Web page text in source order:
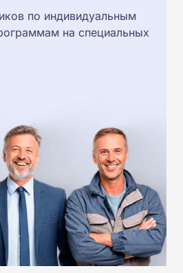
по индивидуальным
на специальных